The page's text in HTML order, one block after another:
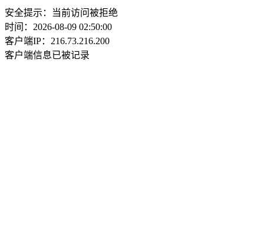
安全提示：当前访问被拒绝
时间：2026-08-09 02:50:00
客户端IP：216.73.216.200
客户端信息已被记录